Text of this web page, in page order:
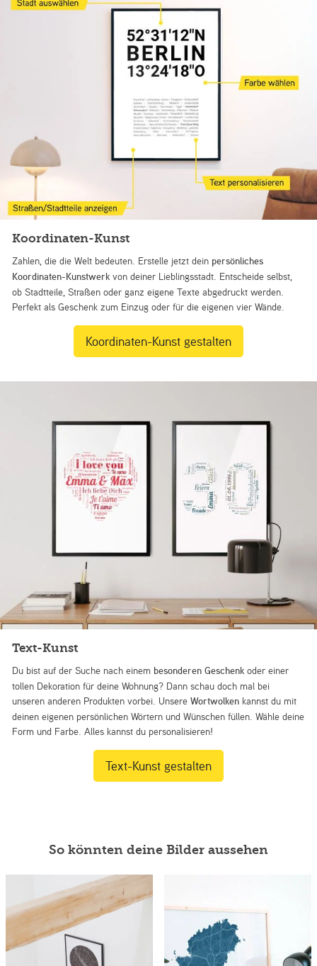
Koordinaten-Kunst
Zahlen, die die Welt bedeuten. Erstelle jetzt dein persönliches
Koordinaten-Kunstwerk von deiner Lieblingsstadt. Entscheide selbst,
ob Stadtteile, Straßen oder ganz eigene Texte abgedruckt werden.
Perfekt als Geschenk zum Einzug oder für die eigenen vier Wände.
Koordinaten-Kunst gestalten
Text-Kunst
Du bist auf der Suche nach einem besonderen Geschenk oder einer
tollen Dekoration für deine Wohnung? Dann schau doch mal bei
unseren anderen Produkten vorbei. UnsereWortwolken kannst du mit
deinen eigenen persönlichen Wörtern und Wünschen füllen. Wähle deine
Form und Farbe. Alles kannst du personalisieren!
Text-Kunst gestalten
So könnten deine Bilder aussehen